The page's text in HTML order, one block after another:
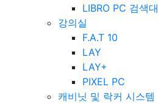
LIBRO PC 검색대
강의실
F.A.T 10
LAY
LAY+
PIXEL PC
캐비닛 및 락커 시스템